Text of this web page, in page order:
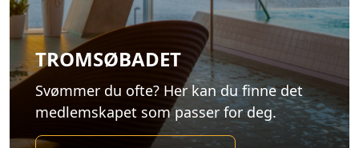
TROMSØBADET
Svømmer du ofte? Her kan du finne det
medlemskapet som passer for deg.